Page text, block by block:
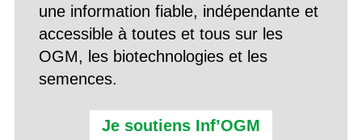
une information fiable, indépendante et
accessible à toutes et tous sur les
OGM, les biotechnologies et les
semences.
Je soutiens Inf’OGM